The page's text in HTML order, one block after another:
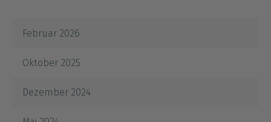
Februar 2026
Oktober 2025
Dezember 2024